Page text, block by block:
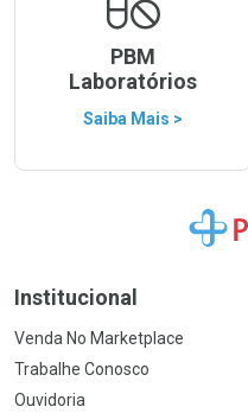
PBM
Laboratórios
Saiba Mais >
Ir para
Institucional
Venda No Marketplace
Trabalhe Conosco
Ouvidoria